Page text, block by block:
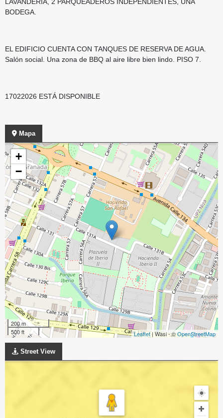
BODEGA.
EL EDIFICIO CUENTA CON TANQUES DE RESERVA DE AGUA.
Salón social. Una zona de BBQ al aire libre bien lindo. PISO 7.
17022026 ESTÁ DISPONIBLE
Mapa
+
−
200 m
500 ft
Leaflet| Wasi - ©OpenStreetMap
Street View